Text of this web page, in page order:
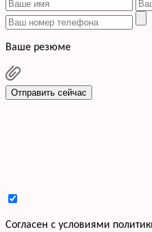
Ваше резюме
Отправить сейчас
Cогласен с условиями